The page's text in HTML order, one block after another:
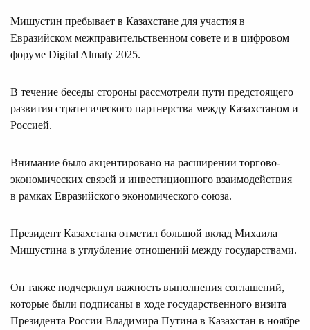
Мишустин пребывает в Казахстане для участия в
Евразийском межправительственном совете и в цифровом
форуме Digital Almaty 2025.
В течение беседы стороны рассмотрели пути предстоящего
развития стратегического партнерства между Казахстаном и
Россией.
Внимание было акцентировано на расширении торгово-
экономических связей и инвестиционного взаимодействия
в рамках Евразийского экономического союза.
Президент Казахстана отметил большой вклад Михаила
Мишустина в углубление отношений между государствами.
Он также подчеркнул важность выполнения соглашений,
которые были подписаны в ходе государственного визита
Президента России Владимира Путина в Казахстан в ноябре